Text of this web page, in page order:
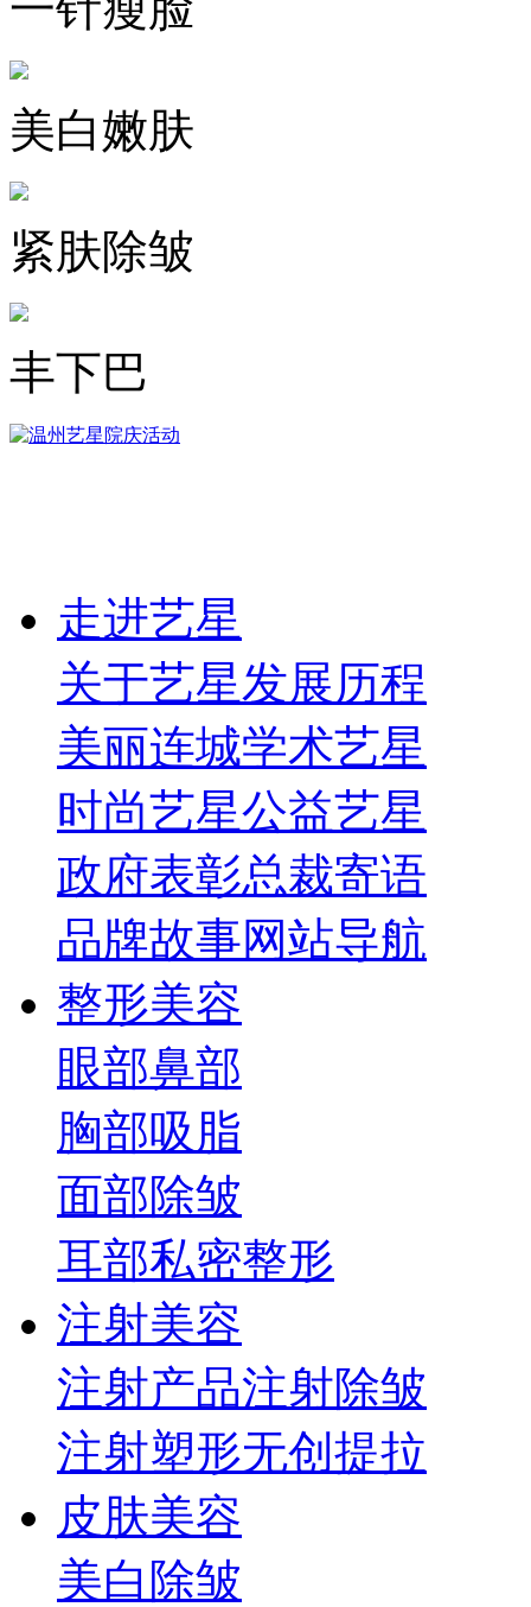
美白嫩肤
紧肤除皱
丰下巴
走进艺星
关于艺星发展历程
美丽连城学术艺星
时尚艺星公益艺星
政府表彰总裁寄语
品牌故事网站导航
整形美容
眼部鼻部
胸部吸脂
面部除皱
耳部私密整形
注射美容
注射产品注射除皱
注射塑形无创提拉
皮肤美容
美白 除皱